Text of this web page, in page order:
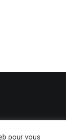
pour vous